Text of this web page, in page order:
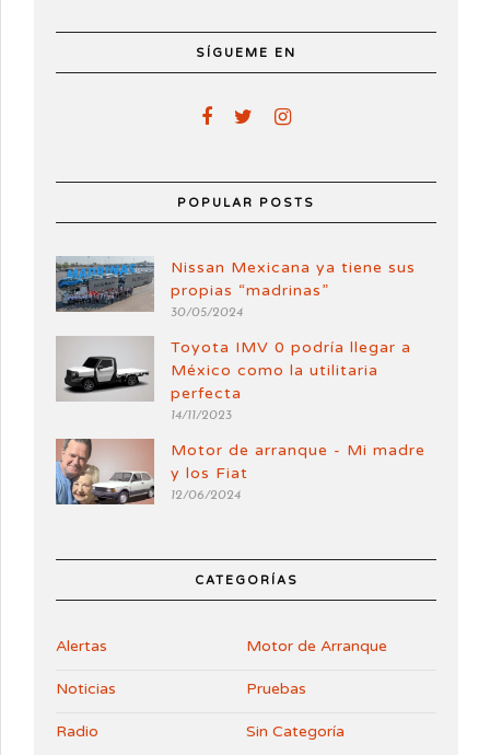
SÍGUEME EN
POPULAR POSTS
Nissan Mexicana ya tiene sus
propias “madrinas”
30/05/2024
Toyota IMV 0 podría llegar a
México como la utilitaria
perfecta
14/11/2023
Motor de arranque - Mi madre
y los Fiat
12/06/2024
CATEGORÍAS
Alertas Motor de Arranque
Noticias Pruebas
Radio Sin Categoría